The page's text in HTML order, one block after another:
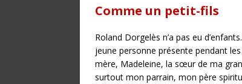
Comme un petit-fils
Roland Dorgelès n’a pas eu
jeune personne présente pendant
mère, Madeleine, la sœur de ma
surtout mon parrain, mon père